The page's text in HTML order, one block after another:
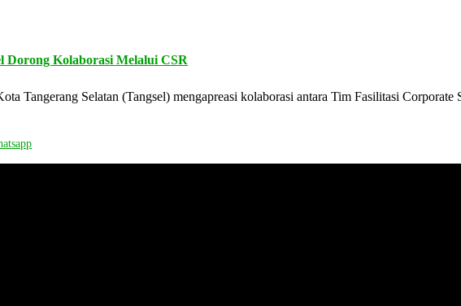
Dorong Kolaborasi Melalui CSR
Tangerang Selatan (Tangsel) mengapreasi kolaborasi antara Tim Fasilitasi